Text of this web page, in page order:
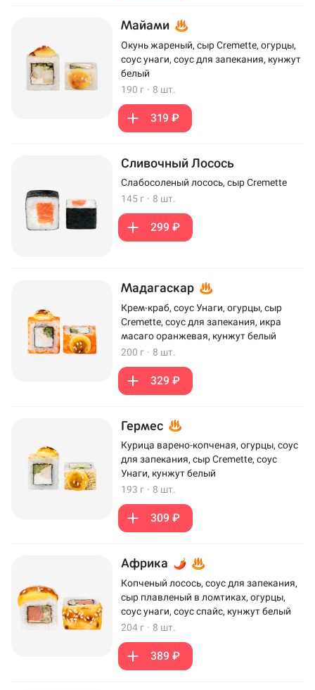
Майами
Окунь жареный, сыр Cremette, огурцы,
соус унаги, соус для запекания, кунжут
белый
190 г · 8 шт.
319 ₽
Сливочный Лосось
Слабосоленый лосось, сыр Cremette
145 г · 8 шт.
299 ₽
Мадагаскар
Крем-краб, соус Унаги, огурцы, сыр
Cremette, соус для запекания, икра
масаго оранжевая, кунжут белый
200 г · 8 шт.
329 ₽
Гермес
Курица варено-копченая, огурцы, соус
для запекания, сыр Cremette, соус
Унаги, кунжут белый
193 г · 8 шт.
309 ₽
Африка
Копченый лосось, соус для запекания,
сыр плавленый в ломтиках, огурцы,
соус унаги, соус спайс, кунжут белый
204 г · 8 шт.
389 ₽